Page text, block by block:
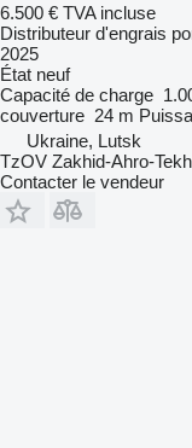
6.500 € TVA incluse
Distributeur d'engrais
2025
État neuf
Capacité de charge
couverture 24 m
Ukraine, Lutsk
TzOV Zakhid-Ahro-
Contacter le vendeur